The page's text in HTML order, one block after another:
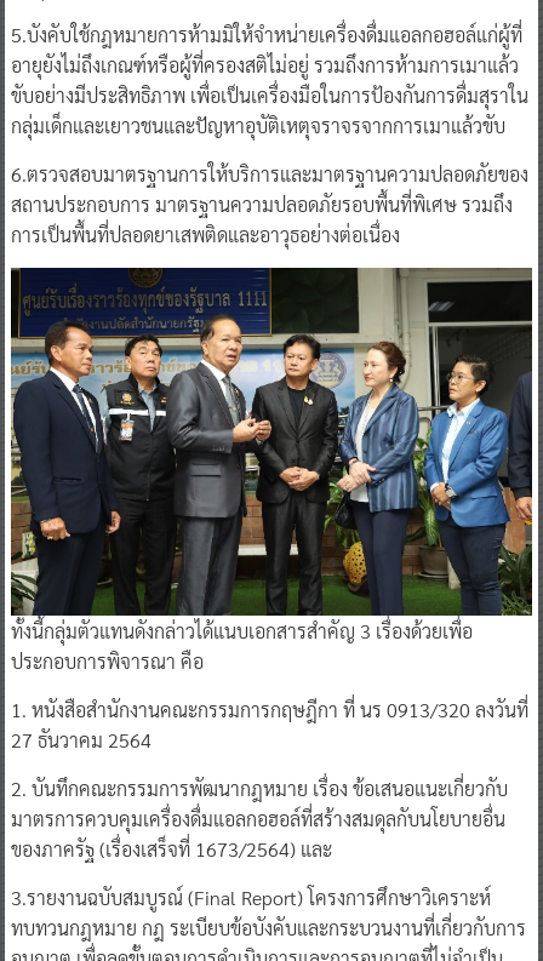
5.บังคับใช้กฎหมายการห้ามมิให้จำหน่ายเครื่องดื่มแอลกอฮอล์แก่ผู้ที่
อายุยังไม่ถึงเกณฑ์หรือผู้ที่ครองสติไม่อยู่ รวมถึงการห้ามการเมาแล้ว
ขับอย่างมีประสิทธิภาพ เพื่อเป็นเครื่องมือในการป้องกันการดื่มสุราใน
กลุ่มเด็กและเยาวชนและปัญหาอุบัติเหตุจราจรจากการเมาแล้วขับ
6.ตรวจสอบมาตรฐานการให้บริการและมาตรฐานความปลอดภัยของ
สถานประกอบการ มาตรฐานความปลอดภัยรอบพื้นที่พิเศษ รวมถึง
การเป็นพื้นที่ปลอดยาเสพติดและอาวุธอย่างต่อเนื่อง
ทั้งนี้กลุ่มตัวแทนดังกล่าวได้แนบเอกสารสำคัญ 3 เรื่องด้วยเพื่อ
ประกอบการพิจารณา คือ
1. หนังสือสำนักงานคณะกรรมการกฤษฎีกา ที่ นร 0913/320 ลงวันที่
27 ธันวาคม 2564
2. บันทึกคณะกรรมการพัฒนากฎหมาย เรื่อง ข้อเสนอแนะเกี่ยวกับ
มาตรการควบคุมเครื่องดื่มแอลกอฮอล์ที่สร้างสมดุลกับนโยบายอื่น
ของภาครัฐ (เรื่องเสร็จที่ 1673/2564) และ
3.รายงานฉบับสมบูรณ์ (Final Report) โครงการศึกษาวิเคราะห์
ทบทวนกฎหมาย กฎ ระเบียบข้อบังคับและกระบวนงานที่เกี่ยวกับการ